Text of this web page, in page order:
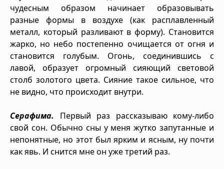
чудесным образом начинает образовывать
разные формы в воздухе (как расплавленный
металл, который разливают в форму). Становится
жарко, но небо постепенно очищается от огня и
становится голубым. Огонь, соединившись с
лавой, образует огромный сияющий световой
столб золотого цвета. Сияние такое сильное, что
не видно, что происходит внутри.
Серафима. Первый раз рассказываю кому-либо
свой сон. Обычно сны у меня жутко запутанные и
непонятные, но этот был ярким и ясным, ну почти
как явь. И снится мне он уже третий раз.